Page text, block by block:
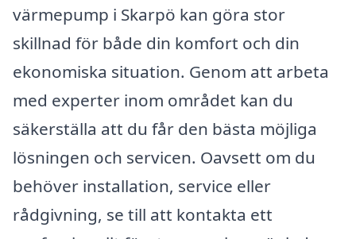
värmepump i Skarpö kan göra stor
skillnad för både din komfort och din
ekonomiska situation. Genom att arbeta
med experter inom området kan du
säkerställa att du får den bästa möjliga
lösningen och servicen. Oavsett om du
behöver installation, service eller
rådgivning, se till att kontakta ett